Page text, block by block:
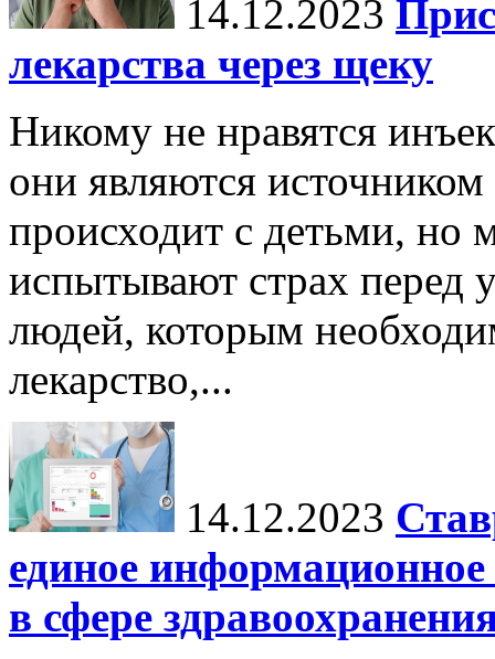
14.12.2023
лекарства через щеку
Никому не нравятся
они являются
происходит с детьми, но
испытывают страх перед
людей, которым
лекарство,...
14.12.2023
единое
в сфере